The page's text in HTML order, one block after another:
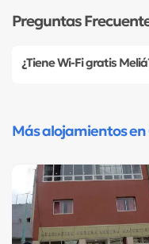
Preguntas
¿Tiene Wi-Fi gratis
Más alojamientos en